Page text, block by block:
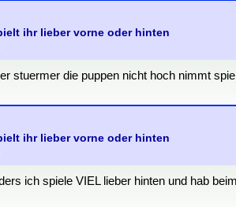
ihr lieber vorne oder hinten
stuermer die puppen nicht hoch nimmt
ihr lieber vorne oder hinten
ich spiele VIEL lieber hinten und hab